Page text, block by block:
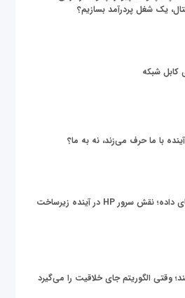
یک شغل پردرآمد بسازیم؟
کابل شبکه
با ما حرف می‌زند، نه به ما؟
زیر پوست دنیای داده؛ نقش سرور HP در آینده زیرساخت
وقتی الگوریتم جای خلاقیت را می‌گیرد